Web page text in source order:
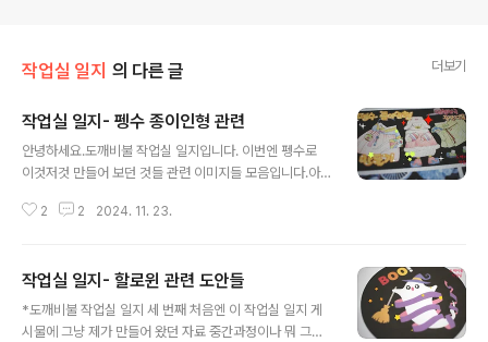
작업실 일지 의 다른 글 더보기
작업실 일지- 펭수 종이인형 관련
안녕하세요.도깨비불 작업실 일지입니다. 이번엔 펭수로
이것저것 만들어 보던 것들 관련 이미지들 모음입니다.아
의 링크로 가시면 오늘 올린 작업이미지들 완성본 열람 가
수.. 의상소화능력치 컨셉소화능력 맥...blog.naver.co
m *펭수 종이인형 만들기* 마린룩 펭수 marine-look p
engsoo~ 여름바다느낌 [인형천국 공작지옥]여름이 다
2 2 2024. 11. 23.
작업실 일지- 할로윈 관련 도안들
*도깨비불 작업실 일지 세 번째 처음엔 이 작업실 일지 게
시물에 그냥 제가 만들어 왔던 자료 중간과정이나 뭐 그런